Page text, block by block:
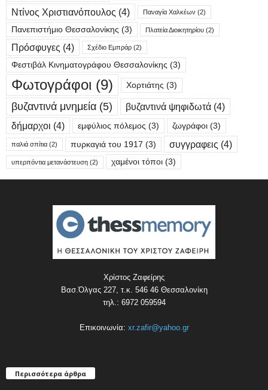
Ντίνος Χριστιανόπουλος (4) Παναγία Χαλκέων (2)
Πανεπιστήμιο Θεσσαλονίκης (3) Πλατεία Διοικητηρίου (2)
Πρόσφυγες (4) Σχέδιο Εμπράρ (2)
Φεστιβάλ Κινηματογράφου Θεσσαλονίκης (3)
Φωτογράφοι (9) Χορτιάτης (3)
βυζαντινά μνημεία (5) βυζαντινά ψηφιδωτά (4)
δήμαρχοι (4) εμφύλιος πόλεμος (3) ζωγράφοι (3)
παλιά σπίτια (2) πυρκαγιά του 1917 (3) συγγραφεις (4)
υπερπόντια μετανάστευση (2) χαμένοι τόποι (3)
Χρίστος Ζαφείρης
Βασ.Όλγας 227, τ.κ. 546 46 Θεσσαλονίκη
τηλ.: 6972 059594
Επικοινωνία: xr.zafir@yahoo.gr
Περισσότερα άρθρα